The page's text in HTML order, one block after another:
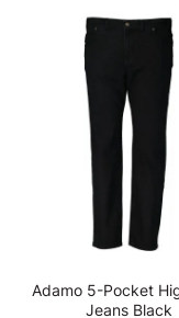
Adamo 5-Pocket
Jeans Black